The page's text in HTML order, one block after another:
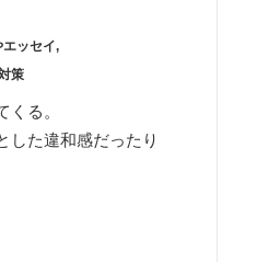
エッセイ,
策
くる。
した違和感だったり